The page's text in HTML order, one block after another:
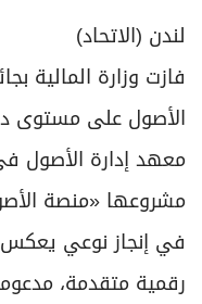
لندن (الاتحاد)
فازت وزارة المالية
الأصول على مستوى
معهد إدارة الأصول
مشروعها «منصة
في إنجاز نوعي يعكس
رقمية متقدمة، مدعومة